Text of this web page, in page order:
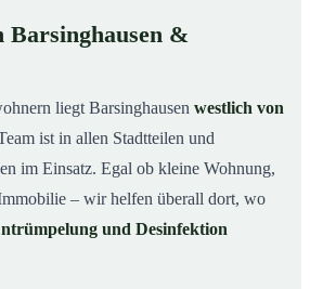
Barsinghausen &
liegt Barsinghausen westlich von
ist in allen Stadtteilen und
im Einsatz. Egal ob kleine Wohnung,
– wir helfen überall dort, wo
und Desinfektion